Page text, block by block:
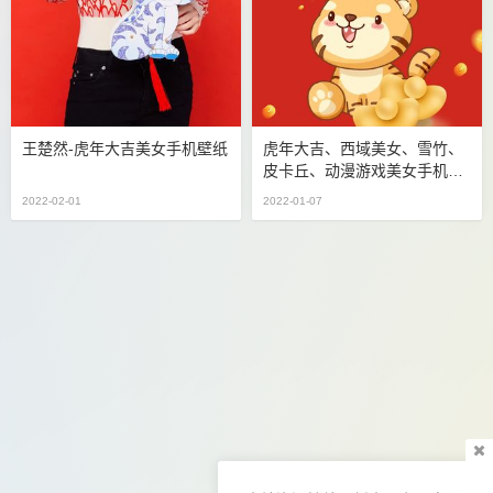
王楚然-虎年大吉美女手机壁纸
2022-02-01
虎年大吉、西域美女、雪竹、
皮卡丘、动漫游戏美女手机壁
2022-01-07